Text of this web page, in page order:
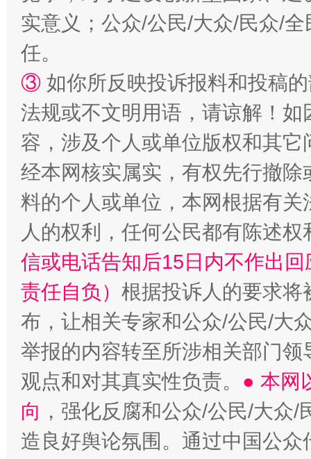
实意义；公众/公民/大众/民众/
任。
③ 如你所反映投诉报料和投稿
法规或不文明用语，请谅解！
容，涉及个人或单位版权和其它
经本网核实属实，有权先行撤
料的个人或单位，本网根据有
人的权利，任何公民都有陈述
信或电话告知后15日内不作出
责任自负） 根据投诉人的要求将
布，让相关专家和公众/公民/大
举报的内容转至所涉相关部门
观点和对其真实性负责。 ● 本网
向 ，强化反腐和公众/公民/大众
造良好舆论氛围。通过中国公